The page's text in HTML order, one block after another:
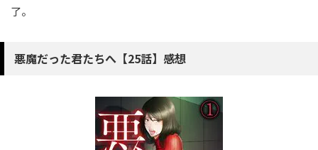
了。
悪魔だった君たちへ【25話】感想